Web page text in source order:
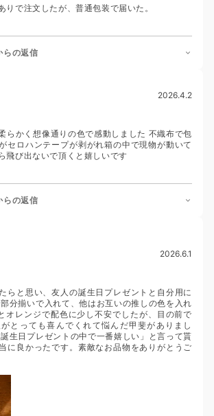
りで注文したが、普通包装で届いた。
らの返信
2026.4.2
らかく想像通りの色で感動しました 不織布で包
セロハンテープが剥がれ箱の中で現物が動いて
飛び出ないで頂くと嬉しいです
らの返信
2026.6.1
らと思い、友人の誕生日プレゼントと自分用に
分揃いで入れて、他はお互いの推しの色を入れ
オレンジで配色に少し不安でしたが、目の前で
とっても喜んでくれて悩んだ甲斐がありまし
生日プレゼントの中で一番嬉しい」と言って貰
に良かったです。素敵なお品物をありがとうご